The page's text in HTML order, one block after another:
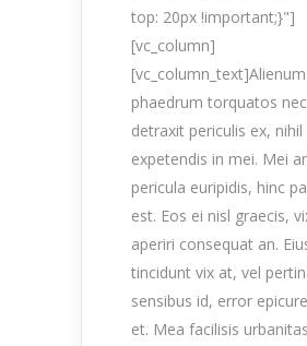
top: 20px !important;}"]
[vc_column]
[vc_column_text]Alienum
phaedrum torquatos
detraxit periculis ex, nihil
expetendis in mei. Mei
pericula euripidis, hinc
est. Eos ei nisl graecis,
aperiri consequat an.
tincidunt vix at, vel
sensibus id, error
et. Mea facilisis urbanitas